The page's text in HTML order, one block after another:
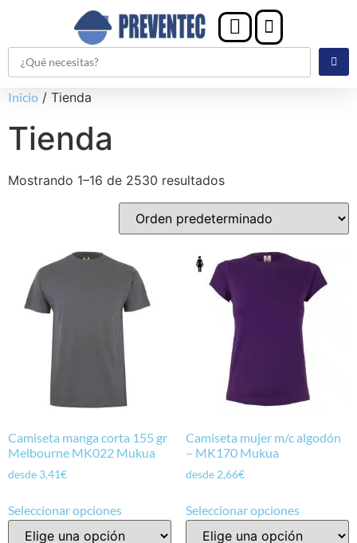
Inicio / Tienda
Tienda
Mostrando 1–16 de 2530 resultados
Camiseta manga corta 155 gr
Melbourne MK022 Mukua
desde 3,41€
Seleccionar opciones
Camiseta mujer m/c algodón
– MK170 Mukua
desde 2,66€
Seleccionar opciones